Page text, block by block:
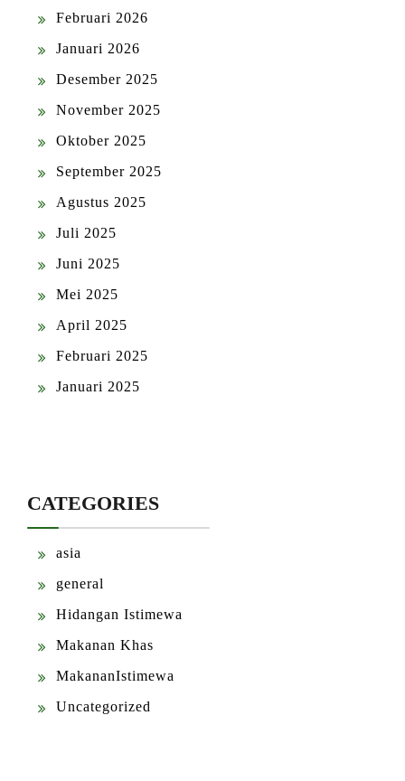
Februari 2026
Januari 2026
Desember 2025
November 2025
Oktober 2025
September 2025
Agustus 2025
Juli 2025
Juni 2025
Mei 2025
April 2025
Februari 2025
Januari 2025
CATEGORIES
asia
general
Hidangan Istimewa
Makanan Khas
MakananIstimewa
Uncategorized